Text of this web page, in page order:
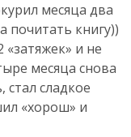
месяца два
почитать книгу))
«затяжек» и не
месяца снова
стал сладкое
«хорош» и